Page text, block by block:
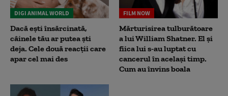
DIGI ANIMAL WORLD
Dacă ești însărcinată,
câinele tău ar putea ști
deja. Cele două reacții care
apar cel mai des
FILM NOW
Mărturisirea tulburătoare
a lui William Shatner. El și
fiica lui s-au luptat cu
cancerul în același timp.
Cum au învins boala